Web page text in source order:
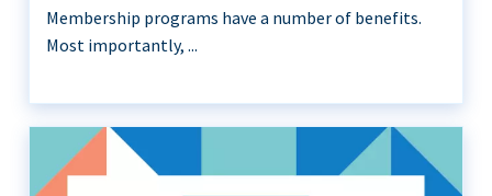
Membership programs have a number of benefits.
Most importantly, ...